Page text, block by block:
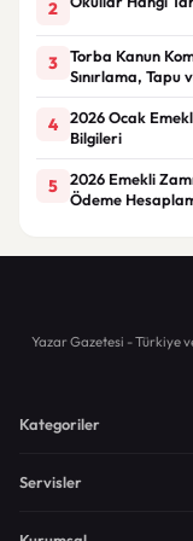
2
3
Torba Kanun
Sınırlama, Tapu
4
2026 Ocak
Bilgileri
5
2026 Emekli
Ödeme
Yazar Gazetesi - Türkiye
Kategoriler
Servisler